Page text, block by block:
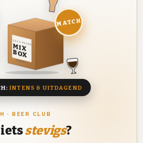
· BEER CLUB
stevigs?
DEZE MAAND
MIX
BOX
8 BIEREN
MATCH
INTENS & UITDAGEND